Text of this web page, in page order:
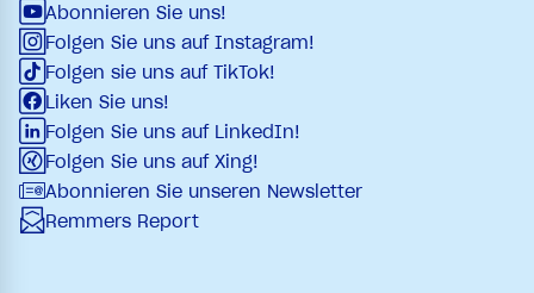
Abonnieren Sie uns!
Folgen Sie uns auf Instagram!
Folgen sie uns auf TikTok!
Liken Sie uns!
Folgen Sie uns auf LinkedIn!
Folgen Sie uns auf Xing!
Abonnieren Sie unseren Newsletter
Remmers Report